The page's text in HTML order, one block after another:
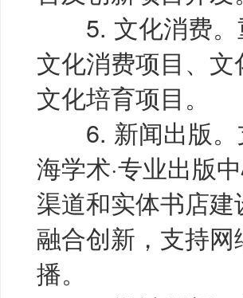
5. 文化消费。
文化消费项目、
文化培育项目。
6. 新闻出版。
海学术·专业出版
渠道和实体书店
融合创新，支持
播。